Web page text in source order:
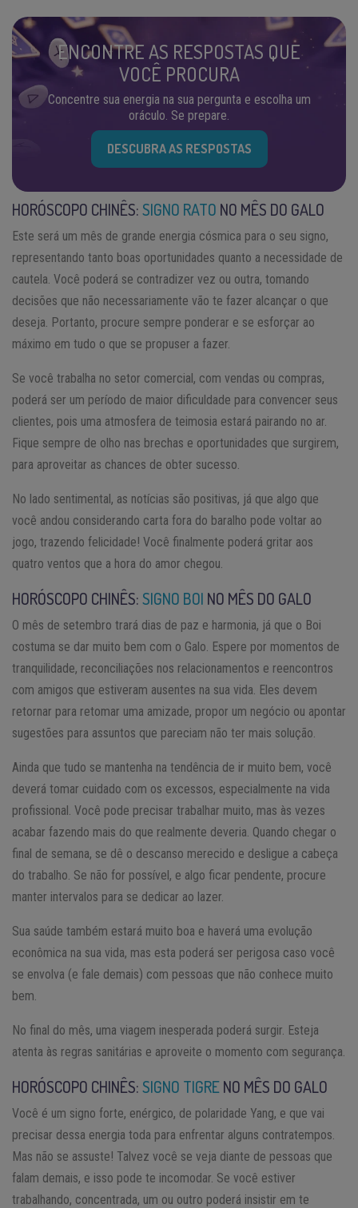
ENCONTRE AS RESPOSTAS QUE
VOCÊ PROCURA
Concentre sua energia na sua pergunta e escolha um
oráculo. Se prepare.
DESCUBRA AS RESPOSTAS
HORÓSCOPO CHINÊS:SIGNO RATO NO MÊS DO GALO
Este será um mês de grande energia cósmica para o seu signo,
representando tanto boas oportunidades quanto a necessidade de
cautela. Você poderá se contradizer vez ou outra, tomando
decisões que não necessariamente vão te fazer alcançar o que
deseja. Portanto, procure sempre ponderar e se esforçar ao
máximo em tudo o que se propuser a fazer.
Se você trabalha no setor comercial, com vendas ou compras,
poderá ser um período de maior dificuldade para convencer seus
clientes, pois uma atmosfera de teimosia estará pairando no ar.
Fique sempre de olho nas brechas e oportunidades que surgirem,
para aproveitar as chances de obter sucesso.
No lado sentimental, as notícias são positivas, já que algo que
você andou considerando carta fora do baralho pode voltar ao
jogo, trazendo felicidade! Você finalmente poderá gritar aos
quatro ventos que a hora do amor chegou.
HORÓSCOPO CHINÊS:SIGNO BOI NO MÊS DO GALO
O mês de setembro trará dias de paz e harmonia, já que o Boi
costuma se dar muito bem com o Galo. Espere por momentos de
tranquilidade, reconciliações nos relacionamentos e reencontros
com amigos que estiveram ausentes na sua vida. Eles devem
retornar para retomar uma amizade, propor um negócio ou apontar
sugestões para assuntos que pareciam não ter mais solução.
Ainda que tudo se mantenha na tendência de ir muito bem, você
deverá tomar cuidado com os excessos, especialmente na vida
profissional. Você pode precisar trabalhar muito, mas às vezes
acabar fazendo mais do que realmente deveria. Quando chegar o
final de semana, se dê o descanso merecido e desligue a cabeça
do trabalho. Se não for possível, e algo ficar pendente, procure
manter intervalos para se dedicar ao lazer.
Sua saúde também estará muito boa e haverá uma evolução
econômica na sua vida, mas esta poderá ser perigosa caso você
se envolva (e fale demais) com pessoas que não conhece muito
bem.
No final do mês, uma viagem inesperada poderá surgir. Esteja
atenta às regras sanitárias e aproveite o momento com segurança.
HORÓSCOPO CHINÊS:SIGNO TIGRENO MÊS DO GALO
Você é um signo forte, enérgico, de polaridade Yang, e que vai
precisar dessa energia toda para enfrentar alguns contratempos.
Mas não se assuste! Talvez você se veja diante de pessoas que
falam demais, e isso pode te incomodar. Se você estiver
trabalhando, concentrada, um ou outro poderá insistir em te